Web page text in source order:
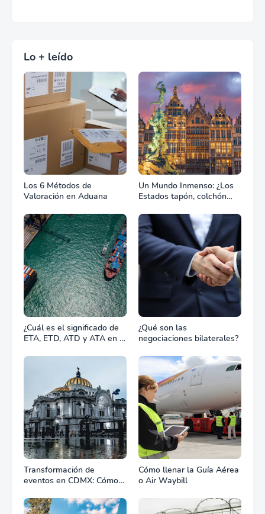
Lo + leído
Los 6 Métodos de
Valoración en Aduana
Un Mundo Inmenso: ¿Los
Estados tapón, colchón
combate?
¿Cuál es el significado de
ETA, ETD, ATD y ATA en el
¿Qué son las
negociaciones bilaterales?
Transformación de
eventos en CDMX: Cómo
equipos define el éxito de
Cómo llenar la Guía Aérea
o Air Waybill